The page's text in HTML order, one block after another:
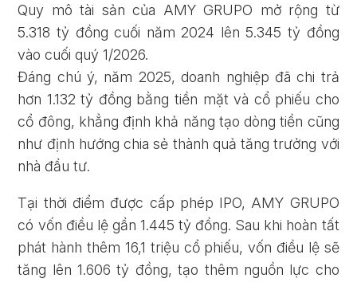
Quy mô tài sản của AMY GRUPO mở rộng từ
5.318 tỷ đồng cuối năm 2024 lên 5.345 tỷ đồng
vào cuối quý 1/2026.
Đáng chú ý, năm 2025, doanh nghiệp đã chi trả
hơn 1.132 tỷ đồng bằng tiền mặt và cổ phiếu cho
cổ đông, khẳng định khả năng tạo dòng tiền cũng
như định hướng chia sẻ thành quả tăng trưởng với
nhà đầu tư.
Tại thời điểm được cấp phép IPO, AMY GRUPO
có vốn điều lệ gần 1.445 tỷ đồng. Sau khi hoàn tất
phát hành thêm 16,1 triệu cổ phiếu, vốn điều lệ sẽ
tăng lên 1.606 tỷ đồng, tạo thêm nguồn lực cho